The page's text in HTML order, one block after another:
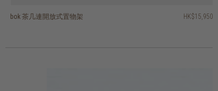
bok 茶几連開放式置物架 HK$15,950
ring 茶几 - 橢圓形 HK$10,450
luna 茶几 HK$8,950
boomerang 茶几 HK$8,450
knut 茶几 - 圓形 HK$1,950
knut 茶几 - 正方形 HK$2,450
PI 茶几 HK$11,450
PI 茶几 HK$5,950
柚木根茶几 HK$5,950
artisan 茶几 - 長方形 HK$5,450